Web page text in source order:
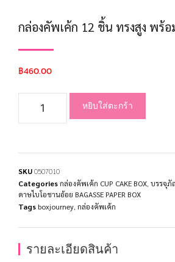
กล่องคัพเค้ก 12 ชิ้น ทรงสูง พร้อ
฿460.00
หยิบใส่ตะกร้า
SKU0507010
Categoriesกล่องคัพเค้ก CUP CAKE BOX บรรจุ
ดาษไบโอชานอ้อย BAGASSE PAPER BOX
Tags boxjourney กล่องคัพเค้ก
รายละเอียดสินค้า